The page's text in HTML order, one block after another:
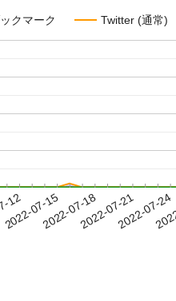
クマーク Twitter (通常)
12
2022-07-152022-07-182022-07-212022-07-24